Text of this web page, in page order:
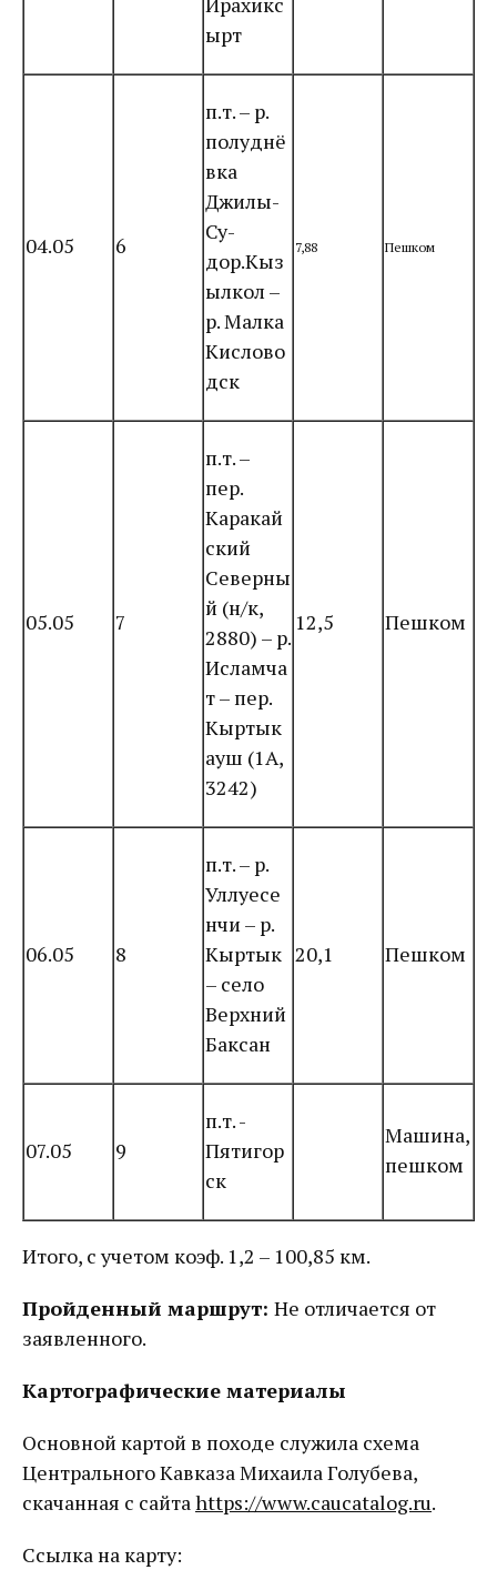
ырт
04.05 6
п.т. – р.
полуднё
вка
Джилы-
Су-
дор.Кыз
ылкол –
р. Малка
Кислово
дск
7,88 Пешком
05.05 7
п.т. –
пер.
Каракай
ский
Северны
й (н/к,
2880) – р.
Исламча
т – пер.
Кыртык
ауш (1А,
3242)
12,5 Пешком
06.05 8
п.т. – р.
Уллуесе
нчи – р.
Кыртык
– село
Верхний
Баксан
20,1 Пешком
07.05 9
п.т. -
Пятигор
ск
Машина,
пешком
Итого, с учетом коэф. 1,2 – 100,85 км.
Пройденный маршрут: Не отличается от
заявленного.
Картографические материалы
Основной картой в походе служила схема
Центрального Кавказа Михаила Голубева,
скачанная с сайтаhttps://www.caucatalog.ru.
Ссылка на карту: